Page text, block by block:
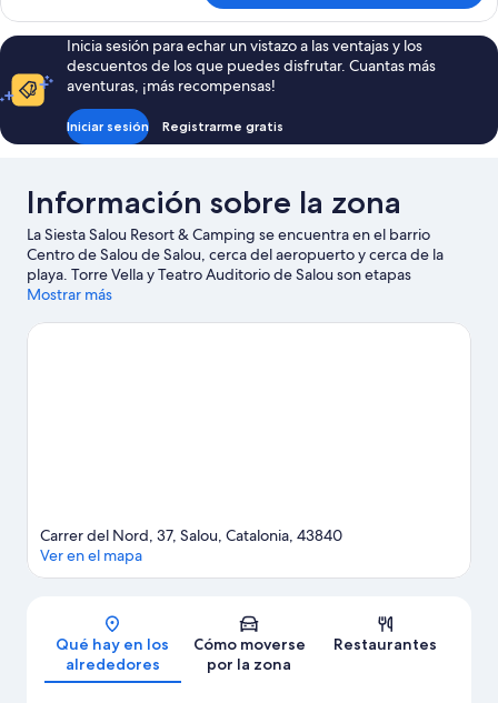
Inicia sesión para echar un vistazo a las ventajas y los
descuentos de los que puedes disfrutar. Cuantas más
aventuras, ¡más recompensas!
Iniciar sesión Registrarme gratis
Información sobre la zona
La Siesta Salou Resort & Camping se encuentra en el barrio
Centro de Salou de Salou, cerca del aeropuerto y cerca de la
playa. Torre Vella y Teatro Auditorio de Salou son etapas
fundamentales para los aficionados a la cultura en esta región,
Fuente luminosa y Villa romana de Barenys. ¿Viajas con niños? Si
Mostrar más
Mapa
Carrer del Nord, 37, Salou, Catalonia, 43840
Ver en el mapa
Qué hay en los
alrededores
Cómo moverse
por la zona
Restaurantes